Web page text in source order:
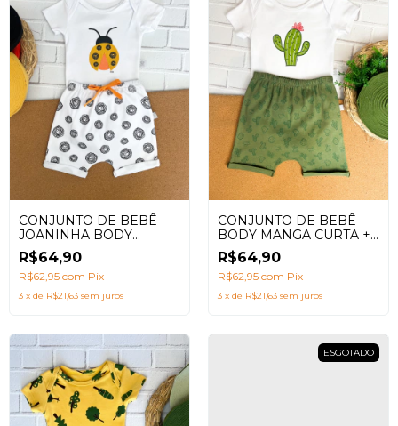
CONJUNTO DE BEBÊ
JOANINHA BODY
MANGA CURTA +
SHORTS SARUEL
R$64,90
R$62,95 com Pix
3 x de R$21,63 sem juros
CONJUNTO DE BEBÊ
BODY MANGA CURTA +
SHORTS SARUEL COM
ESTAMPA CACTUS FLOR
R$64,90
R$62,95 com Pix
3 x de R$21,63 sem juros
ESGOTADO